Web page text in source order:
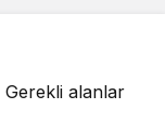
Gerekli alanlar